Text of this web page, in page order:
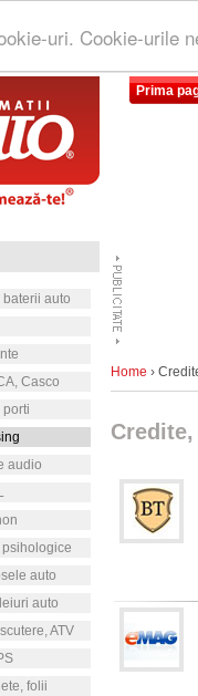
uri. Cookie-urile
Prima
auto
Casco
porti
audio
auto
auto
ATV
folii
Home ›